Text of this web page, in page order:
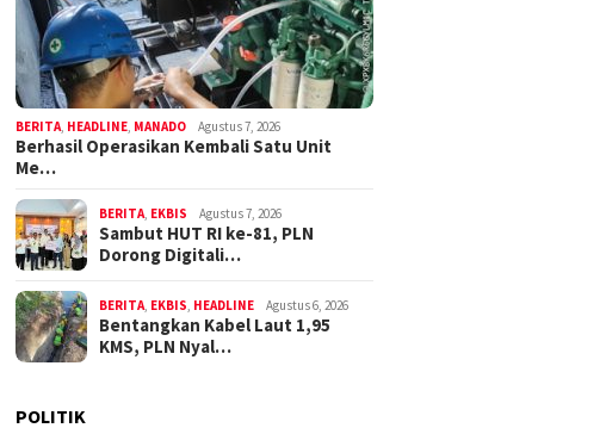
BERITA HEADLINE MANADO Agustus 7, 2026
Berhasil Operasikan Kembali Satu Unit
Me…
BERITA EKBIS Agustus 7, 2026
Sambut HUT RI ke-81, PLN
Dorong Digitali…
BERITA EKBIS HEADLINE Agustus 6, 2026
Bentangkan Kabel Laut 1,95
KMS, PLN Nyal…
POLITIK